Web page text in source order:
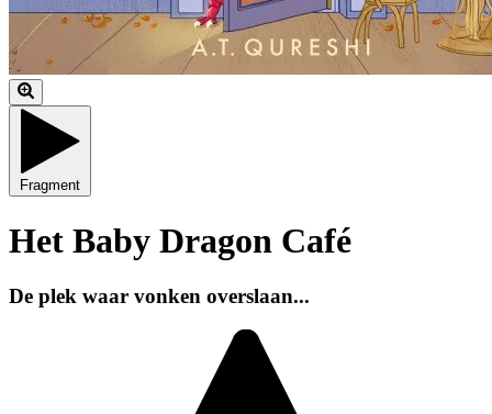
Fragment
Het Baby Dragon Café
De plek waar vonken overslaan...